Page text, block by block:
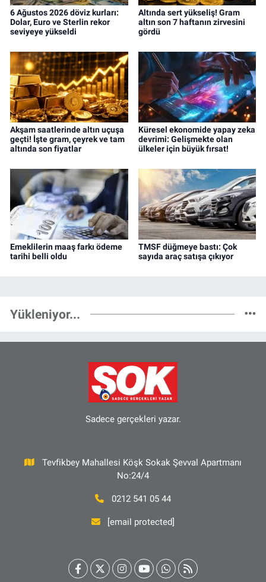
6 Ağustos 2026 döviz kurları:
Dolar, Euro ve Sterlin rekor
seviyeye yükseldi
Altında sert yükseliş! Gram
altın son 7 haftanın zirvesini
gördü
Akşam saatlerinde altın uçuşa
geçti! İşte gram, çeyrek ve tam
altında son fiyatlar
Küresel ekonomide yapay zeka
devrimi: Gelişmekte olan
ülkeler için büyük fırsat!
Emeklilerin maaş farkı ödeme
tarihi belli oldu
TMSF düğmeye bastı: Çok
sayıda araç satışa çıkıyor
Yükleniyor...
Sadece gerçekleri yazar.
Tevfikbey Mahallesi Köşk Sokak Şevval Apartmanı
No:24/4
0212 541 05 44
[email protected]